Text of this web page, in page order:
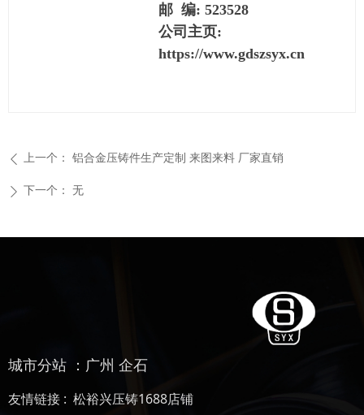
邮 编: 523528
公司主页:
https://www.gdszsyx.cn
ꄴ 上一个： 铝合金压铸件生产定制 来图来料 厂家直销
ꄲ 下一个： 无
城市分站 ： 广州 企石
友情链接 : 松裕兴压铸1688店铺